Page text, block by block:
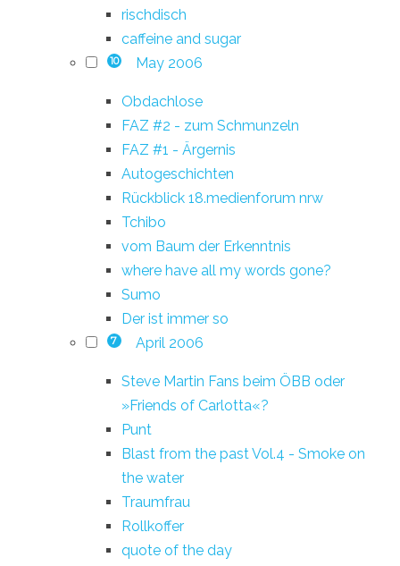
rischdisch
caffeine and sugar
10 May 2006
Obdachlose
FAZ #2 - zum Schmunzeln
FAZ #1 - Ärgernis
Autogeschichten
Rückblick 18.medienforum nrw
Tchibo
vom Baum der Erkenntnis
where have all my words gone?
Sumo
Der ist immer so
7 April 2006
Steve Martin Fans beim ÖBB oder
»Friends of Carlotta«?
Punt
Blast from the past Vol.4 - Smoke on
the water
Traumfrau
Rollkoffer
quote of the day